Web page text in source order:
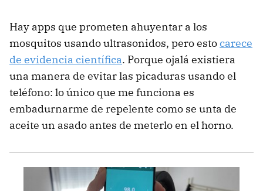
Hay apps que prometen ahuyentar a los
mosquitos usando ultrasonidos, pero estocarece
de evidencia científica. Porque ojalá existiera
una manera de evitar las picaduras usando el
teléfono: lo único que me funciona es
embadurnarme de repelente como se unta de
aceite un asado antes de meterlo en el horno.